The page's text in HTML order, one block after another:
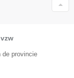
de provincie